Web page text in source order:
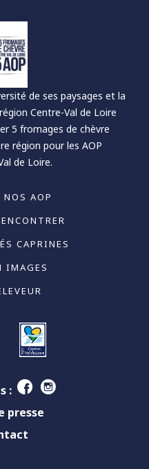
de ses paysages et la
Centre-Val de Loire
5 fromages de chèvre
région pour les AOP
de Loire.
NOS AOP
CAPRINES
IMAGES
:
presse